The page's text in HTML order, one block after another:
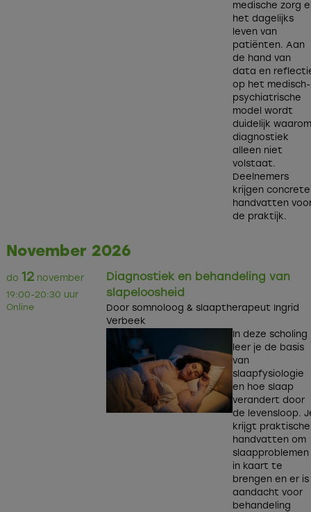
medische zorg
het dagelijks
leven van
patiënten. Aan
de hand van
data en
op het medisch-
psychiatrische
model wordt
duidelijk
diagnostiek
alleen niet
volstaat.
Deelnemers
krijgen concrete
handvatten
de praktijk.
November 2026
do 12 november
19:00-20:30 uur
Online
Diagnostiek en behandeling van
slapeloosheid
Door somnoloog & slaaptherapeut Ingrid
Verbeek
In deze scholing
leer je de basis
van
slaapfysiologie
en hoe slaap
verandert door
de levensloop.
krijgt praktische
handvatten om
slaapproblemen
in kaart te
brengen en er is
aandacht voor
behandeling